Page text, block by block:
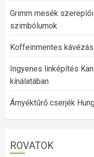
Grimm mesék
szimbólumok
Koffeinmentes kávézás
Ingyenes linképítés
kínálatában
Árnyéktűrő cserjék
ROVATOK